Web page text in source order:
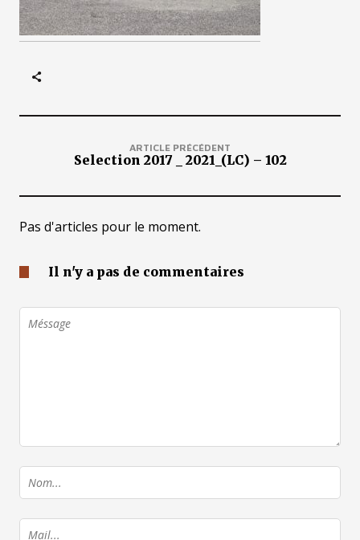
ARTICLE PRÉCÉDENT
Selection 2017 _ 2021_(LC) – 102
Pas d'articles pour le moment.
Il n'y a pas de commentaires